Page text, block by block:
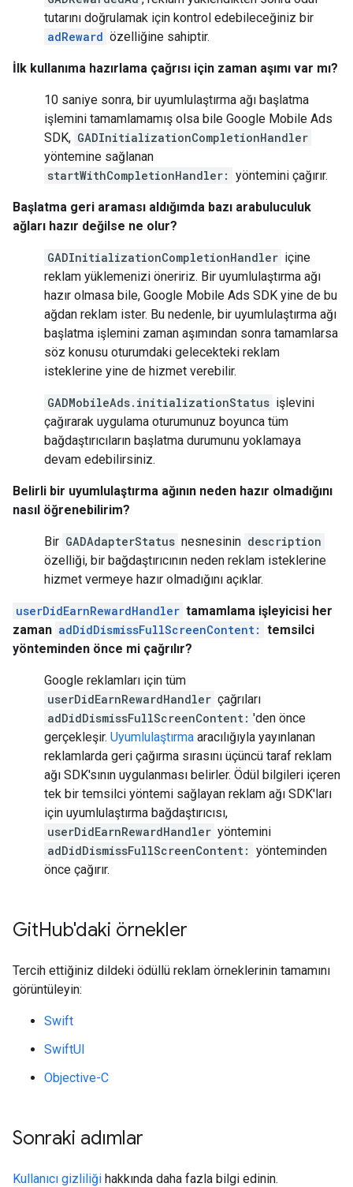
tutarını doğrulamak için kontrol edebileceğiniz bir
adReward özelliğine sahiptir.
İlk kullanıma hazırlama çağrısı için zaman aşımı var mı?
10 saniye sonra, bir uyumlulaştırma ağı başlatma
işlemini tamamlamamış olsa bile Google Mobile Ads
SDK, GADInitializationCompletionHandler
yöntemine sağlanan
startWithCompletionHandler: yöntemini çağırır.
Başlatma geri araması aldığımda bazı arabuluculuk
ağları hazır değilse ne olur?
GADInitializationCompletionHandler içine
reklam yüklemenizi öneririz. Bir uyumlulaştırma ağı
hazır olmasa bile, Google Mobile Ads SDK yine de bu
ağdan reklam ister. Bu nedenle, bir uyumlulaştırma ağı
başlatma işlemini zaman aşımından sonra tamamlarsa
söz konusu oturumdaki gelecekteki reklam
isteklerine yine de hizmet verebilir.
GADMobileAds.initializationStatus işlevini
çağırarak uygulama oturumunuz boyunca tüm
bağdaştırıcıların başlatma durumunu yoklamaya
devam edebilirsiniz.
Belirli bir uyumlulaştırma ağının neden hazır olmadığını
nasıl öğrenebilirim?
Bir GADAdapterStatus nesnesinin description
özelliği, bir bağdaştırıcının neden reklam isteklerine
hizmet vermeye hazır olmadığını açıklar.
userDidEarnRewardHandler tamamlama işleyicisi her
zaman adDidDismissFullScreenContent: temsilci
yönteminden önce mi çağrılır?
Google reklamları için tüm
userDidEarnRewardHandler çağrıları
adDidDismissFullScreenContent: 'den önce
gerçekleşir. Uyumlulaştırma aracılığıyla yayınlanan
reklamlarda geri çağırma sırasını üçüncü taraf reklam
ağı SDK'sının uygulanması belirler. Ödül bilgileri içeren
tek bir temsilci yöntemi sağlayan reklam ağı SDK'ları
için uyumlulaştırma bağdaştırıcısı,
userDidEarnRewardHandler yöntemini
adDidDismissFullScreenContent: yönteminden
önce çağırır.
GitHub'daki örnekler
Tercih ettiğiniz dildeki ödüllü reklam örneklerinin tamamını
görüntüleyin:
Swift
SwiftUI
Objective-C
Sonraki adımlar
Kullanıcı gizliliği hakkında daha fazla bilgi edinin.